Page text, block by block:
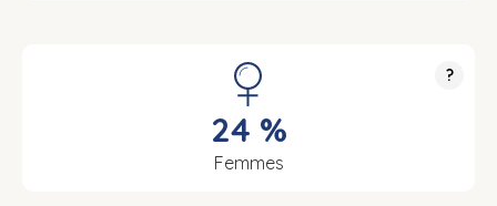
?
24 %
Femmes